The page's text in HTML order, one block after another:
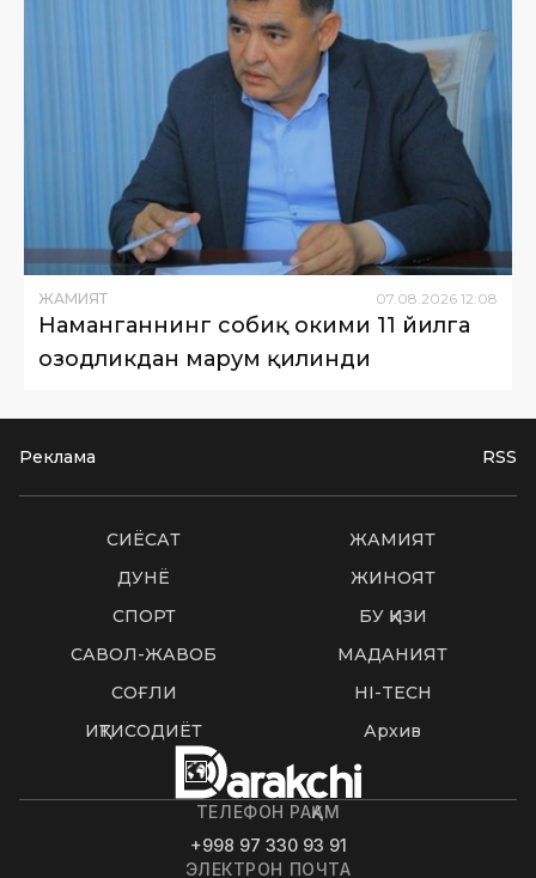
ЖАМИЯТ 07 08 2026 12:08
Наманганнинг собиқ ҳокими 11 йилга
озодликдан маҳрум қилинди
Реклама RSS
СИËСАТ
ЖАМИЯТ
ДУНË
ЖИНОЯТ
СПОРТ
БУ ҚИЗИҚ
САВОЛ-ЖАВОБ
МАДАНИЯТ
СОҒЛИҚ
HI-TECH
ИҚТИСОДИЁТ
Архив
ТЕЛЕФОН РАҚАМ
+998 97 330 93 91
ЭЛЕКТРОН ПОЧТА